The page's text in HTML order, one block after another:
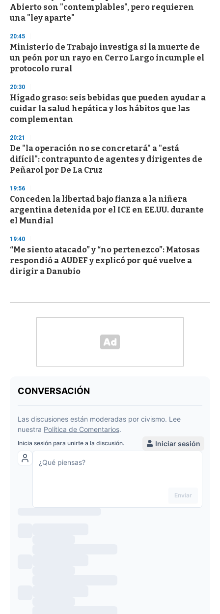
Abierto son "contemplables", pero requieren
una "ley aparte"
20:45
Ministerio de Trabajo investiga si la muerte de
un peón por un rayo en Cerro Largo incumple el
protocolo rural
20:30
Hígado graso: seis bebidas que pueden ayudar a
cuidar la salud hepática y los hábitos que las
complementan
20:21
De "la operación no se concretará" a "está
difícil": contrapunto de agentes y dirigentes de
Peñarol por De La Cruz
19:56
Conceden la libertad bajo fianza a la niñera
argentina detenida por el ICE en EE.UU. durante
el Mundial
19:40
“Me siento atacado” y “no pertenezco”: Matosas
respondió a AUDEF y explicó por qué vuelve a
dirigir a Danubio